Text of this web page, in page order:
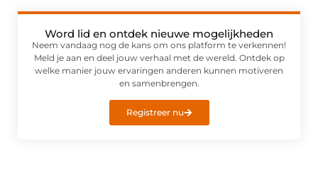
Word lid en ontdek nieuwe mogelijkheden
Neem vandaag nog de kans om ons platform te verkennen!
Meld je aan en deel jouw verhaal met de wereld. Ontdek op
welke manier jouw ervaringen anderen kunnen motiveren
en samenbrengen.
Registreer nu